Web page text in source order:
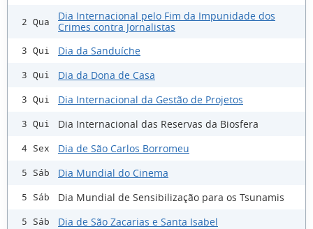
2 Qua
Dia Internacional pelo Fim da Impunidade dos
Crimes contra Jornalistas
3 Qui Dia da Sanduíche
3 Qui Dia da Dona de Casa
3 Qui Dia Internacional da Gestão de Projetos
3 Qui Dia Internacional das Reservas da Biosfera
4 Sex Dia de São Carlos Borromeu
5 Sáb Dia Mundial do Cinema
5 Sáb Dia Mundial de Sensibilização para os Tsunamis
5 Sáb Dia de São Zacarias e Santa Isabel